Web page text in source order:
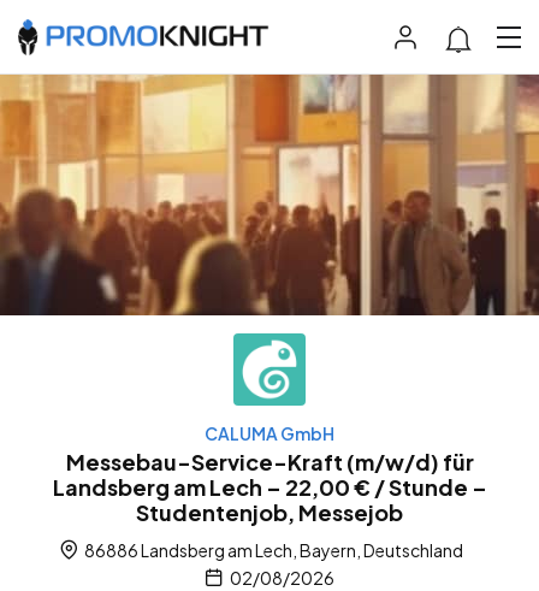
CALUMA GmbH
Messebau-Service-Kraft (m/w/d) für
Landsberg am Lech – 22,00 € / Stunde –
Studentenjob, Messejob
86886 Landsberg am Lech, Bayern, Deutschland
02/08/2026